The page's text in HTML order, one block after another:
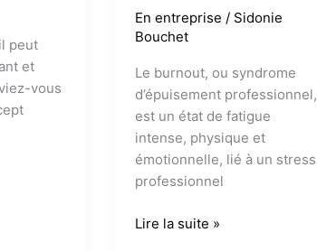
peut
et
vous
En entreprise / Sidonie
Bouchet
Le burnout, ou syndrome
d’épuisement professionnel,
est un état de fatigue
intense, physique et
émotionnelle, lié à un stress
professionnel
Le
Lire la suite »